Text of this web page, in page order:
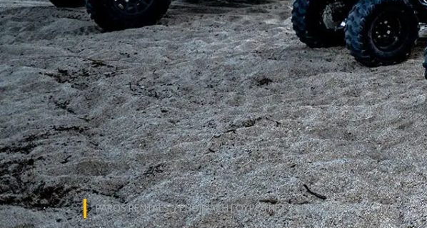
PAROS RENTALS/ΕΝΟΙΚΊΑΣΗ ΓΟΥΡΟΎΝΕΣ / BUGGY ΠΆΡΟΣ